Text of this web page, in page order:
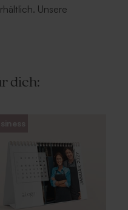
Unsere
dich: